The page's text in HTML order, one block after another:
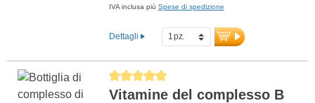
IVA inclusa più Spese di spedizione
Dettagli
Average rating of 5 out of 5 stars
Vitamine del complesso B